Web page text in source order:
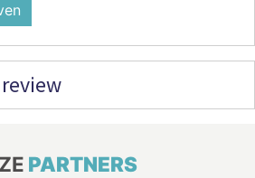
PARTNERS